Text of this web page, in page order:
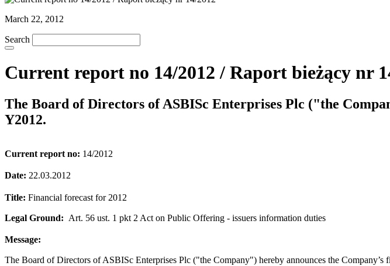
March 22, 2012
Search
Current report no 14/2012 / Raport bieżący nr
The Board of Directors of ASBISc Enterprises Plc ("the
Y2012.
Current report no: 14/2012
Date: 22.03.2012
Title: Financial forecast for 2012
Legal Ground: Art. 56 ust. 1 pkt 2 Act on Public Offering - issuers information duties
Message:
The Board of Directors of ASBISc Enterprises Plc ("the Company") hereby announces the Company’s